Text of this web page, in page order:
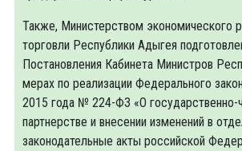
Также, Министерством экономического
торговли Республики Адыгея
Постановления Кабинета Министров
мерах по реализации Федерального
2015 года № 224-ФЗ «О государственно-
партнерстве и внесении изменений в
законодательные акты российской